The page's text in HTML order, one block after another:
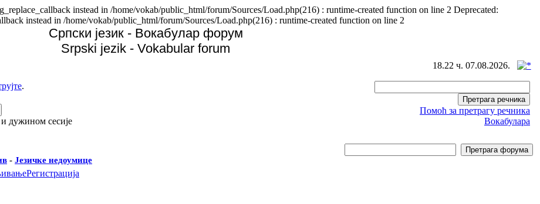
instead in /home/vokab/public_html/forum/Sources/Load.php(216) : runtime-created function on line 2 Deprecated:
instead in /home/vokab/public_html/forum/Sources/Load.php(216) : runtime-created function on line 2
Српски језик - Вокабулар форум
Srpski jezik - Vokabular forum
18.22 ч. 07.08.2026.
.
дужином сесије
Помоћ за претрагу речника
Вокабулара
- Језичке недоумице
Регистрација